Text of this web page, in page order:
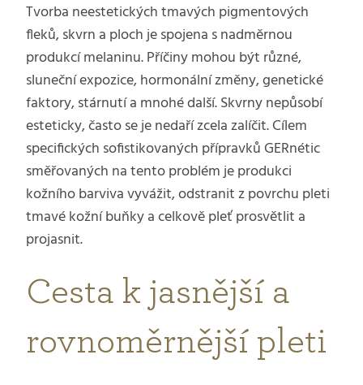
Tvorba neestetických tmavých pigmentových
fleků, skvrn a ploch je spojena s nadměrnou
produkcí melaninu. Příčiny mohou být různé,
sluneční expozice, hormonální změny, genetické
faktory, stárnutí a mnohé další. Skvrny nepůsobí
esteticky, často se je nedaří zcela zalíčit. Cílem
specifických sofistikovaných přípravků GERnétic
směřovaných na tento problém je produkci
kožního barviva vyvážit, odstranit z povrchu pleti
tmavé kožní buňky a celkově pleť prosvětlit a
projasnit.
Cesta k jasnější a
rovnoměrnější pleti